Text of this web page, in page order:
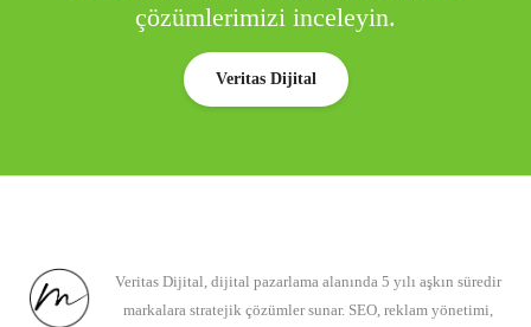
çözümlerimizi inceleyin.
Veritas Dijital
Veritas Dijital, dijital pazarlama alanında 5 yılı aşkın süredir
markalara stratejik çözümler sunar. SEO, reklam yönetimi,